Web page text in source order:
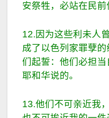
安祭牲，必站在民前
12.因为这些利未人
成了以色列家罪孽
们起誓：他们必担
耶和华说的。
13.他们不可亲近我